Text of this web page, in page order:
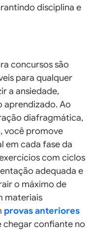
disciplina e
concursos são
para qualquer
a ansiedade,
aprendizado. Ao
diafragmática,
você promove
em cada fase da
com ciclos
adequada e
o máximo de
materiais
provas anteriores
chegar confiante no